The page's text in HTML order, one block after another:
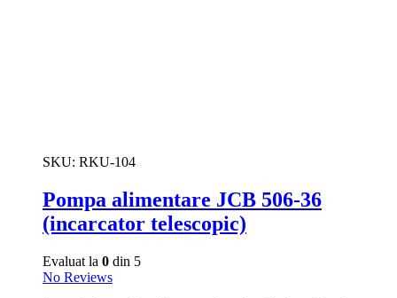
SKU: RKU-104
Pompa alimentare JCB 506-36
(incarcator telescopic)
Evaluat la 0 din 5
No Reviews